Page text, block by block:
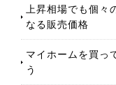
上昇相場でも個々
なる販売価格
マイホームを買っ
う